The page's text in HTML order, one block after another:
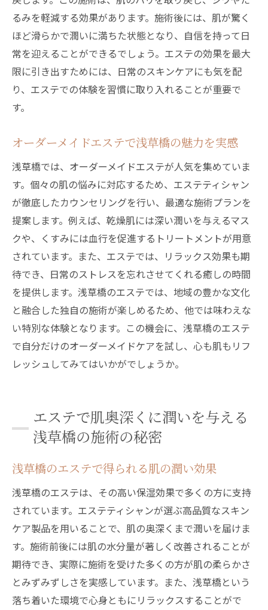
るみを軽減する効果があります。施術後には、肌が驚く
ほど滑らかで潤いに満ちた状態となり、自信を持って日
常を迎えることができるでしょう。エステの効果を最大
限に引き出すためには、日常のスキンケアにも気を配
り、エステでの体験を習慣に取り入れることが重要で
す。
オーダーメイドエステで浅草橋の魅力を実感
浅草橋では、オーダーメイドエステが人気を集めていま
す。個々の肌の悩みに対応するため、エステティシャン
が徹底したカウンセリングを行い、最適な施術プランを
提案します。例えば、乾燥肌には深い潤いを与えるマス
クや、くすみには血行を促進するトリートメントが用意
されています。また、エステでは、リラックス効果も期
待でき、日常のストレスを忘れさせてくれる癒しの時間
を提供します。浅草橋のエステでは、地域の豊かな文化
と融合した独自の施術が楽しめるため、他では味わえな
い特別な体験となります。この機会に、浅草橋のエステ
で自分だけのオーダーメイドケアを試し、心も肌もリフ
レッシュしてみてはいかがでしょうか。
エステで肌奥深くに潤いを与える
浅草橋の施術の秘密
浅草橋のエステで得られる肌の潤い効果
浅草橋のエステは、その高い保湿効果で多くの方に支持
されています。エステティシャンが選ぶ高品質なスキン
ケア製品を用いることで、肌の奥深くまで潤いを届けま
す。施術前後には肌の水分量が著しく改善されることが
期待でき、実際に施術を受けた多くの方が肌の柔らかさ
とみずみずしさを実感しています。また、浅草橋という
落ち着いた環境で心身ともにリラックスすることがで